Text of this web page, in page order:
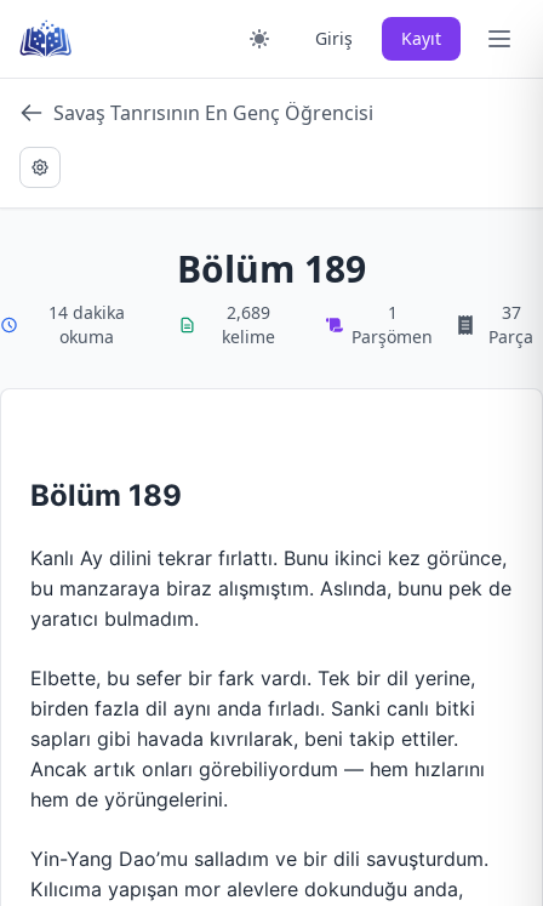
content
Giriş Kayıt Ana
Savaş Tanrısının En Genç Öğrencisi
Bölüm 189
14 dakika
okuma
2,689
kelime
1
Parşömen
37
Parça
Bölüm 189
Kanlı Ay dilini tekrar fırlattı. Bunu ikinci kez görünce,
bu manzaraya biraz alışmıştım. Aslında, bunu pek de
yaratıcı bulmadım.
Elbette, bu sefer bir fark vardı. Tek bir dil yerine,
birden fazla dil aynı anda fırladı. Sanki canlı bitki
sapları gibi havada kıvrılarak, beni takip ettiler.
Ancak artık onları görebiliyordum — hem hızlarını
hem de yörüngelerini.
Yin-Yang Dao’mu salladım ve bir dili savuşturdum.
Kılıcıma yapışan mor alevlere dokunduğu anda,